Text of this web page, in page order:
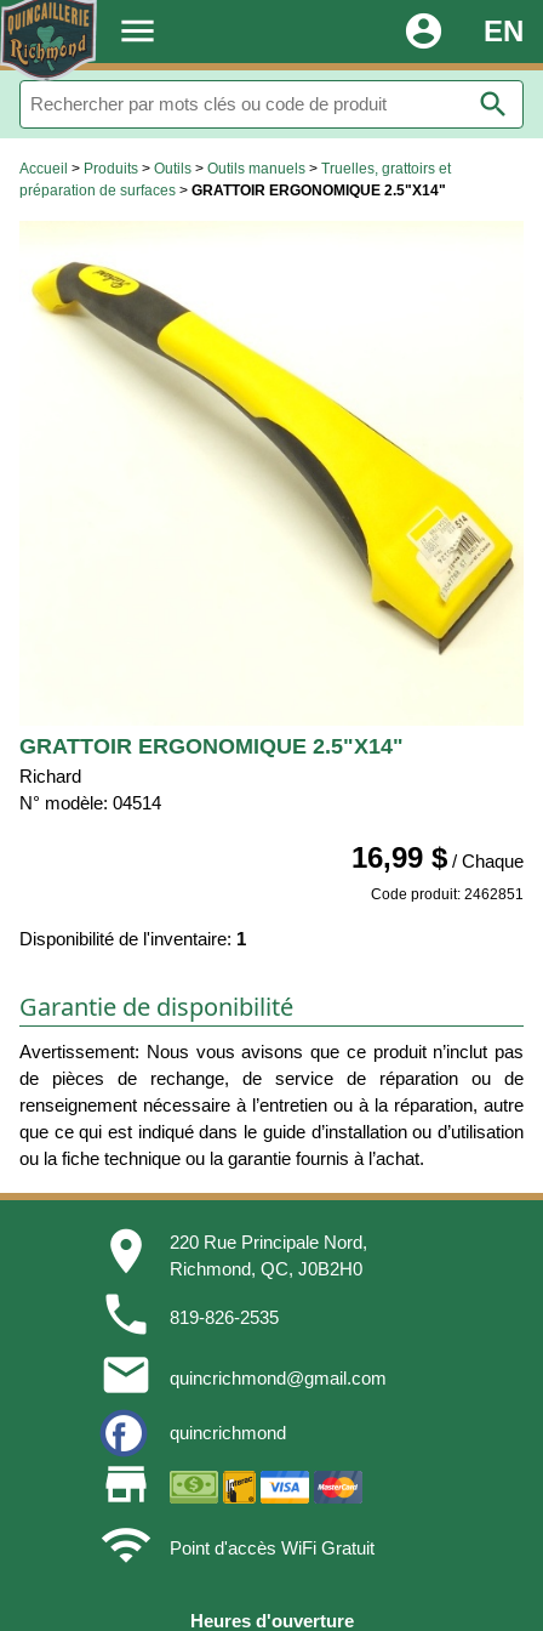
. menu EN
account_circle
search
Accueil > Produits > Outils > Outils manuels > Truelles, grattoirs et
préparation de surfaces > GRATTOIR ERGONOMIQUE 2.5"X14"
GRATTOIR ERGONOMIQUE 2.5"X14"
Richard
N° modèle: 04514
16,99 $ / Chaque
Code produit: 2462851
Disponibilité de l'inventaire: 1
Garantie de disponibilité
Avertissement: Nous vous avisons que ce produit n’inclut pas
de pièces de rechange, de service de réparation ou de
renseignement nécessaire à l’entretien ou à la réparation, autre
que ce qui est indiqué dans le guide d’installation ou d’utilisation
ou la fiche technique ou la garantie fournis à l’achat.
place
220 Rue Principale Nord,
Richmond, QC, J0B2H0
phone 819-826-2535
email quincrichmond@gmail.com
quincrichmond
store
wifi
Point d'accès WiFi Gratuit
Heures d'ouverture